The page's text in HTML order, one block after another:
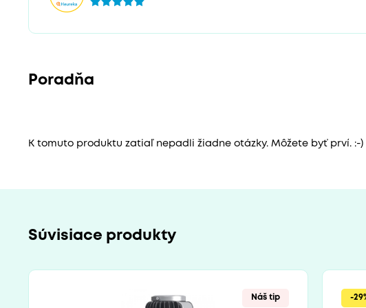
Poradňa
K tomuto produktu zatiaľ nepadli žiadne otázky. Môžete byť prví. :-)
Súvisiace produkty
Náš tip -